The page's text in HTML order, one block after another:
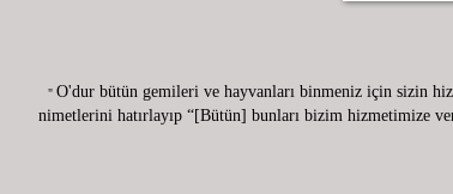
" O'dur bütün gemileri ve hayvanları binmeniz için sizin
nimetlerini hatırlayıp “[Bütün] bunları bizim hizmetimize